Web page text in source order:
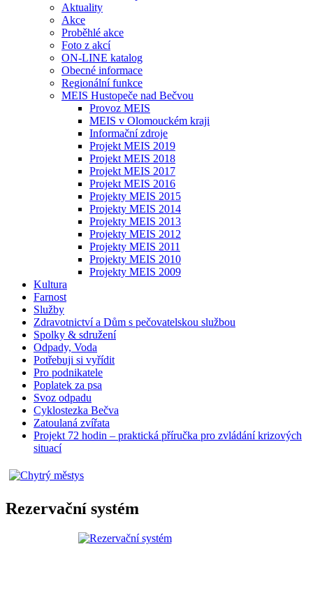
Aktuality
Akce
Proběhlé akce
Foto z akcí
ON-LINE katalog
Obecné informace
Regionální funkce
MEIS Hustopeče nad Bečvou
Provoz MEIS
MEIS v Olomouckém kraji
Informační zdroje
Projekt MEIS 2019
Projekt MEIS 2018
Projekt MEIS 2017
Projekt MEIS 2016
Projekty MEIS 2015
Projekty MEIS 2014
Projekty MEIS 2013
Projekty MEIS 2012
Projekty MEIS 2011
Projekty MEIS 2010
Projekty MEIS 2009
Kultura
Farnost
Služby
Zdravotnictví a Dům s pečovatelskou službou
Spolky & sdružení
Odpady, Voda
Potřebuji si vyřídit
Pro podnikatele
Poplatek za psa
Svoz odpadu
Cyklostezka Bečva
Zatoulaná zvířata
Projekt 72 hodin – praktická příručka pro zvládání krizových
situací
Rezervační systém